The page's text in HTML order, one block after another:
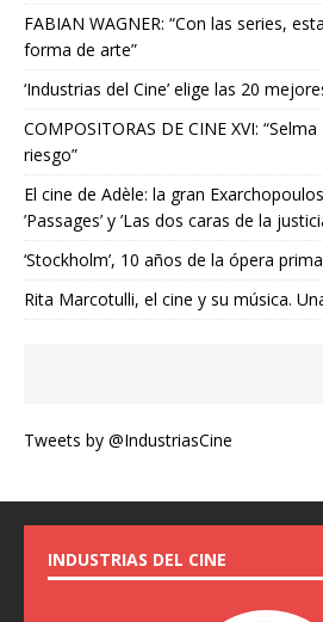
FABIAN WAGNER: “Con las series,
forma de arte”
‘Industrias del Cine’ elige las 20
COMPOSITORAS DE CINE XVI:
riesgo”
El cine de Adèle: la gran
’Passages’ y ’Las dos caras de la
‘Stockholm’, 10 años de la ópera
Rita Marcotulli, el cine y su música.
Tweets by @IndustriasCine
INDUSTRIAS DEL CINE